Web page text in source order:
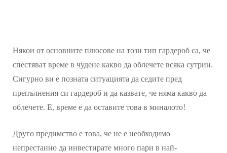
Някои от основните плюсове на този тип гардероб са, че
спестяват време в чудене какво да облечете всяка сутрин.
Сигурно ви е позната ситуацията да седите пред
препълнения си гардероб и да казвате, че няма какво да
облечете. Е, време е да оставите това в миналото!
Друго предимство е това, че не е необходимо
непрестанно да инвестирате много пари в най-